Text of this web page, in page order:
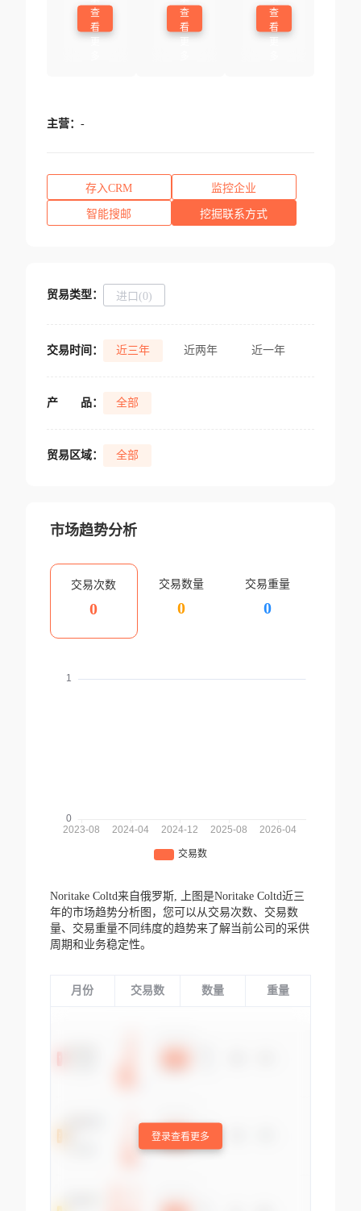
查
看
查
看
查
看
主营： -
存入CRM 监控企业
智能搜邮 挖掘联系方式
贸易类型： 进口(0)
交易时间： 近三年 近两年 近一年
产 品： 全部
贸易区域： 全部
市场趋势分析
交易次数
0
交易数量
0
交易重量
0
Noritake Coltd来自俄罗斯,
上图是Noritake Coltd近三
年的市场趋势分析图，您可以从交易次数、交易数
量、交易重量不同纬度的趋势来了解当前公司的采供
周期和业务稳定性。
月份 交易数 数量 重量
登录查看更多